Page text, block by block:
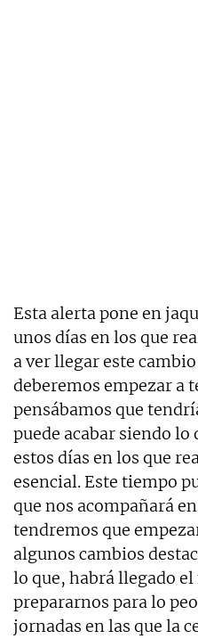
Esta alerta pone en
unos días en los que
a ver llegar este
deberemos empezar a
pensábamos que
puede acabar siendo lo
estos días en los que
esencial. Este tiempo
que nos acompañará
tendremos que
algunos cambios
lo que, habrá llegado
prepararnos para lo
jornadas en las que la